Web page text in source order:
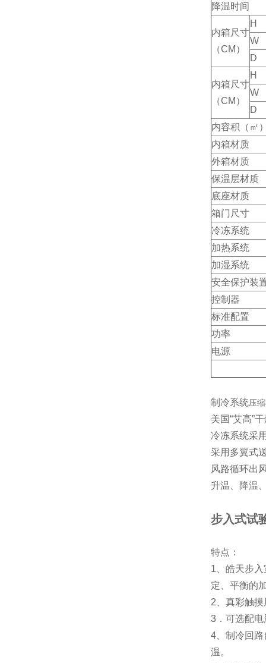
降温时间
内箱尺寸
（CM）
H
W
D
内箱尺寸
（CM）
H
W
D
内容积（㎡
内箱材质
外箱材质
保温层材质
底座材质
箱门尺寸
冷冻系统
加热系统
加湿系统
安全保护装
控制器
标准配置
功率
电源
制冷系统压
美国“艾高”
冷冻系统采
采用多翼式
风路循环出
升温、降温
步入式试
特点：
1、皓天步
定、平衡
2、真彩触
3．可选
4、制冷回
温。